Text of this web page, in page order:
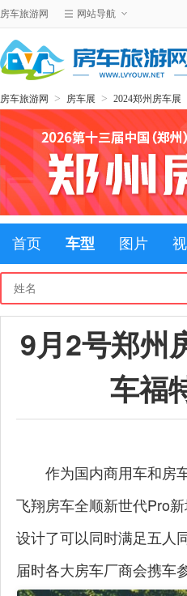
房车旅游网 网站导航
房车旅游网 > 房车展 > 2024郑州房车展
首页 车型 图片
9月2号郑州
车福
作为国内商用车和房
飞翔房车全顺新世代Pro
设计了可以同时满足五人
届时各大房车厂商会携车